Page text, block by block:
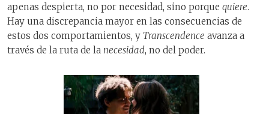
apenas despierta, no por necesidad, sino porque quiere.
Hay una discrepancia mayor en las consecuencias de
estos dos comportamientos, y Transcendence avanza a
través de la ruta de la necesidad, no del poder.